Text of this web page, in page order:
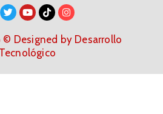
© Designed by Desarrollo
Tecnológico